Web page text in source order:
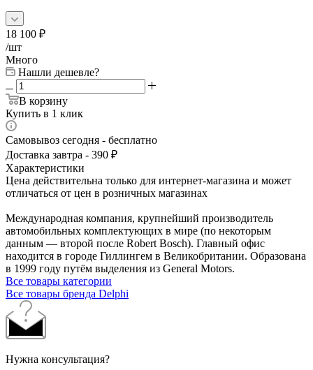
18 100 ₽
/шт
Много
Нашли дешевле?
В корзину
Купить в 1 клик
Самовывоз сегодня - бесплатно
Доставка завтра - 390 ₽
Характеристики
Цена действительна только для интернет-магазина и может
отличаться от цен в розничных магазинах
Международная компания, крупнейший производитель
автомобильных комплектующих в мире (по некоторым
данным — второй после Robert Bosch). Главный офис
находится в городе Гиллингем в Великобритании. Образована
в 1999 году путём выделения из General Motors.
Все товары категории
Все товары бренда Delphi
Нужна консультация?